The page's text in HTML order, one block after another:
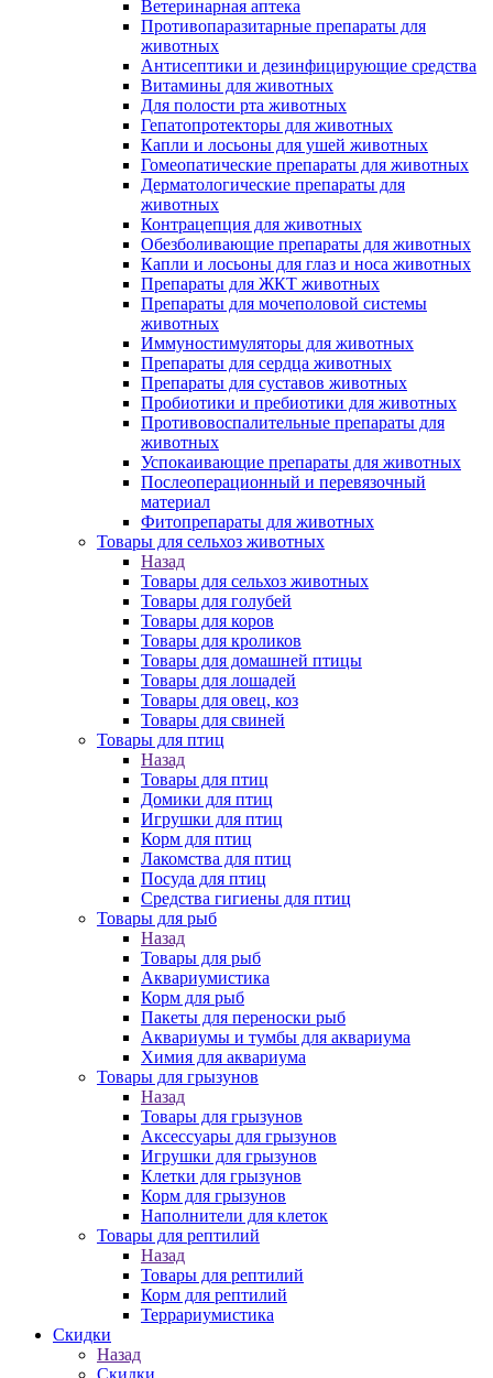
Ветеринарная аптека
Противопаразитарные препараты для
животных
Антисептики и дезинфицирующие средства
Витамины для животных
Для полости рта животных
Гепатопротекторы для животных
Капли и лосьоны для ушей животных
Гомеопатические препараты для животных
Дерматологические препараты для
животных
Контрацепция для животных
Обезболивающие препараты для животных
Капли и лосьоны для глаз и носа животных
Препараты для ЖКТ животных
Препараты для мочеполовой системы
животных
Иммуностимуляторы для животных
Препараты для сердца животных
Препараты для суставов животных
Пробиотики и пребиотики для животных
Противовоспалительные препараты для
животных
Успокаивающие препараты для животных
Послеоперационный и перевязочный
материал
Фитопрепараты для животных
Товары для сельхоз животных
Назад
Товары для сельхоз животных
Товары для голубей
Товары для коров
Товары для кроликов
Товары для домашней птицы
Товары для лошадей
Товары для овец, коз
Товары для свиней
Товары для птиц
Назад
Товары для птиц
Домики для птиц
Игрушки для птиц
Корм для птиц
Лакомства для птиц
Посуда для птиц
Средства гигиены для птиц
Товары для рыб
Назад
Товары для рыб
Аквариумистика
Корм для рыб
Пакеты для переноски рыб
Аквариумы и тумбы для аквариума
Химия для аквариума
Товары для грызунов
Назад
Товары для грызунов
Аксессуары для грызунов
Игрушки для грызунов
Клетки для грызунов
Корм для грызунов
Наполнители для клеток
Товары для рептилий
Назад
Товары для рептилий
Корм для рептилий
Террариумистика
Скидки
Назад
Скидки